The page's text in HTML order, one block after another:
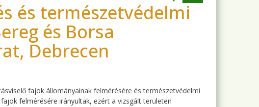
és természetvédelmi
és Borsa
Debrecen
fajok állományainak felmérésére és természetvédelmi
felmérésére irányultak, ezért a vizsgált területen